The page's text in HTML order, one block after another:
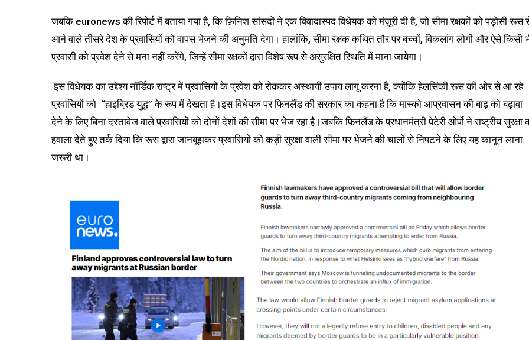
जबकि euronews की रिपोर्ट में बताया गया है, कि फ़िनिश सांसदों ने एक विवादास्पद विधेयक को मंज़ूरी दी है, जो सीमा रक्षकों को पड़ोसी रूस
आने वाले तीसरे देश के प्रवासियों को वापस भेजने की अनुमति देगा। हालांकि, सीमा रक्षक कथित तौर पर बच्चों, विकलांग लोगों और ऐसे किसी
प्रवासी को प्रवेश देने से मना नहीं करेंगे, जिन्हें सीमा रक्षकों द्वारा विशेष रूप से असुरक्षित स्थिति में माना जायेगा।
इस विधेयक का उद्देश्य नॉर्डिक राष्ट्र में प्रवासियों के प्रवेश को रोककर अस्थायी उपाय लागू करना है, क्योंकि हेलसिंकी रूस की ओर से आ रहे
प्रवासियों को “हाइब्रिड युद्ध” के रूप में देखता है।इस विधेयक पर फिनलैंड की सरकार का कहना है कि मास्को आप्रवासन की बाढ़ को बढ़ावा
देने के लिए बिना दस्तावेज वाले प्रवासियों को दोनों देशों की सीमा पर भेज रहा है।जबकि फिनलैंड के प्रधानमंत्री पेटेरी ओर्पो ने राष्ट्रीय सुरक्षा
हवाला देते हुए तर्क दिया कि रूस द्वारा जानबूझकर प्रवासियों को कड़ी सुरक्षा वाली सीमा पर भेजने की चालों से निपटने के लिए यह कानून लाना
जरूरी था।